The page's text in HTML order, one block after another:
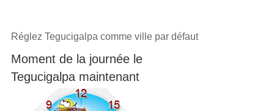
Réglez Tegucigalpa comme ville par défaut
Moment de la journée le
Tegucigalpa maintenant